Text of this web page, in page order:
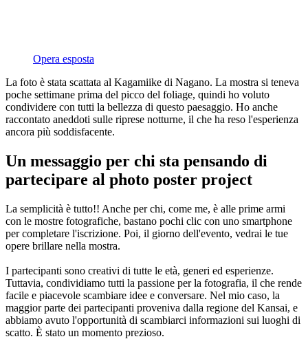
Opera esposta
La foto è stata scattata al Kagamiike di Nagano. La mostra si teneva
poche settimane prima del picco del foliage, quindi ho voluto
condividere con tutti la bellezza di questo paesaggio. Ho anche
raccontato aneddoti sulle riprese notturne, il che ha reso l'esperienza
ancora più soddisfacente.
Un messaggio per chi sta pensando di
partecipare al photo poster project
La semplicità è tutto!! Anche per chi, come me, è alle prime armi
con le mostre fotografiche, bastano pochi clic con uno smartphone
per completare l'iscrizione. Poi, il giorno dell'evento, vedrai le tue
opere brillare nella mostra.
I partecipanti sono creativi di tutte le età, generi ed esperienze.
Tuttavia, condividiamo tutti la passione per la fotografia, il che rende
facile e piacevole scambiare idee e conversare. Nel mio caso, la
maggior parte dei partecipanti proveniva dalla regione del Kansai, e
abbiamo avuto l'opportunità di scambiarci informazioni sui luoghi di
scatto. È stato un momento prezioso.